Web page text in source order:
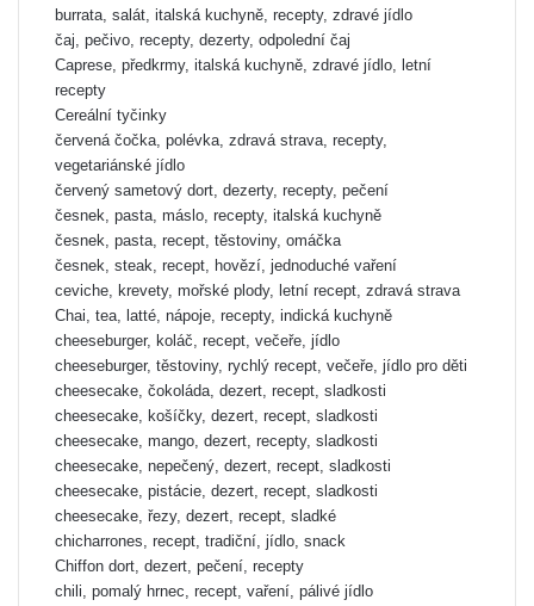
burrata, salát, italská kuchyně, recepty, zdravé jídlo
čaj, pečivo, recepty, dezerty, odpolední čaj
Caprese, předkrmy, italská kuchyně, zdravé jídlo, letní
recepty
Cereální tyčinky
červená čočka, polévka, zdravá strava, recepty,
vegetariánské jídlo
červený sametový dort, dezerty, recepty, pečení
česnek, pasta, máslo, recepty, italská kuchyně
česnek, pasta, recept, těstoviny, omáčka
česnek, steak, recept, hovězí, jednoduché vaření
ceviche, krevety, mořské plody, letní recept, zdravá strava
Chai, tea, latté, nápoje, recepty, indická kuchyně
cheeseburger, koláč, recept, večeře, jídlo
cheeseburger, těstoviny, rychlý recept, večeře, jídlo pro děti
cheesecake, čokoláda, dezert, recept, sladkosti
cheesecake, košíčky, dezert, recept, sladkosti
cheesecake, mango, dezert, recepty, sladkosti
cheesecake, nepečený, dezert, recept, sladkosti
cheesecake, pistácie, dezert, recept, sladkosti
cheesecake, řezy, dezert, recept, sladké
chicharrones, recept, tradiční, jídlo, snack
Chiffon dort, dezert, pečení, recepty
chili, pomalý hrnec, recept, vaření, pálivé jídlo